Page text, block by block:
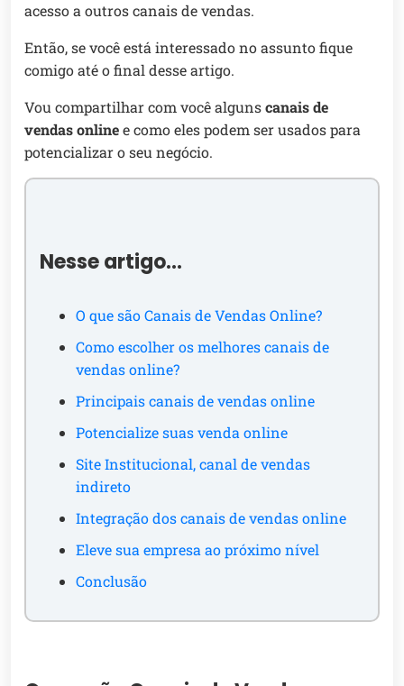
acesso a outros canais de vendas.
Então, se você está interessado no assunto fique
comigo até o final desse artigo.
Vou compartilhar com você algunscanais de
vendas onlinee como eles podem ser usados para
potencializar o seu negócio.
Nesse artigo…
O que são Canais de Vendas Online?
Como escolher os melhores canais de
vendas online?
Principais canais de vendas online
Potencialize suas venda online
Site Institucional, canal de vendas
indireto
Integração dos canais de vendas online
Eleve sua empresa ao próximo nível
Conclusão